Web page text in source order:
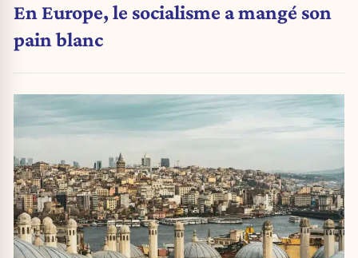
En Europe, le socialisme a mangé son
pain blanc